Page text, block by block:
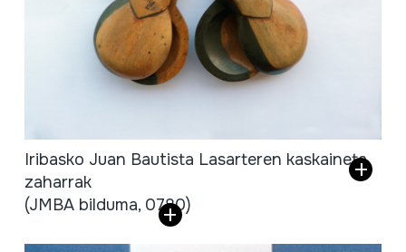
Iribasko Juan Bautista Lasarteren kaskaineta
zaharrak
(JMBA bilduma, 0780)